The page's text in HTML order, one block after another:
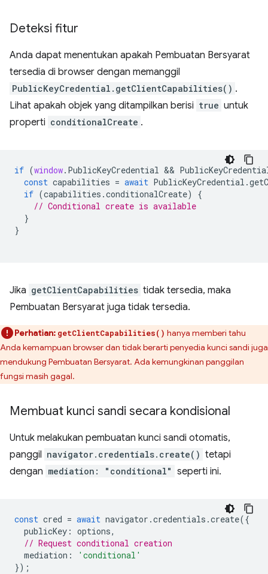
Deteksi fitur
Anda dapat menentukan apakah Pembuatan Bersyarat
tersedia di browser dengan memanggil
PublicKeyCredential.getClientCapabilities() .
Lihat apakah objek yang ditampilkan berisi true untuk
properti conditionalCreate .
if (window. PublicKeyCredential &&
const capabilities = await PublicKeyCredential .
if (capabilities .conditionalCreate)
{
// Conditional create is available
}
}
Jika getClientCapabilities tidak tersedia, maka
Pembuatan Bersyarat juga tidak tersedia.
Perhatian: getClientCapabilities() hanya memberi tahu
Anda kemampuan browser dan tidak berarti penyedia kunci sandi juga
mendukung Pembuatan Bersyarat. Ada kemungkinan panggilan
fungsi masih gagal.
Membuat kunci sandi secara kondisional
Untuk melakukan pembuatan kunci sandi otomatis,
panggil navigator.credentials.create() tetapi
dengan mediation: "conditional" seperti ini.
const cred = await navigator .credentials .create({
publicKey : options,
// Request conditional creation
mediation :
'conditional'
});